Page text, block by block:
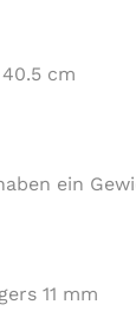
cm
ein
11 mm